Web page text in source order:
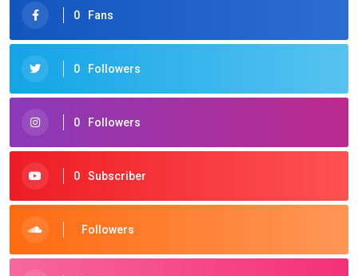
0 Fans
0 Followers
0 Followers
0 Subscriber
Followers